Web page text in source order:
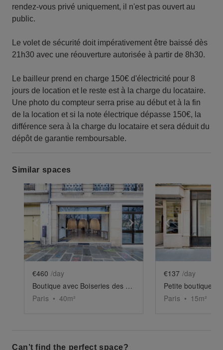
rendez-vous privé uniquement, il n'est pas ouvert au
public.
Le volet de sécurité doit impérativement être baissé dès
21h30 avec une réouverture autorisée à partir de 8h30.
Le bailleur prend en charge 150€ d'électricité pour 8
jours de location et le reste est à la charge du locataire.
Une photo du compteur serra prise au début et à la fin
de la location et si la note électrique dépasse 150€, la
différence sera à la charge du locataire et sera déduit du
dépôt de garantie remboursable.
Similar spaces
Show previous slide Show next slide
€460 /day
Boutique avec Boiseries des Quais
Paris • 40m²
€137 /day
Petite boutique
Paris • 15m²
Can’t find the perfect space?